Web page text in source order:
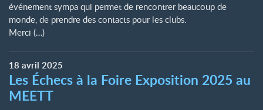
événement sympa qui permet de rencontrer beaucoup de
monde, de prendre des contacts pour les clubs.
Merci (…)
18 avril 2025
Les Échecs à la Foire Exposition 2025 au
MEETT